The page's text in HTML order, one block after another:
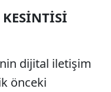
dijital iletişim
önceki